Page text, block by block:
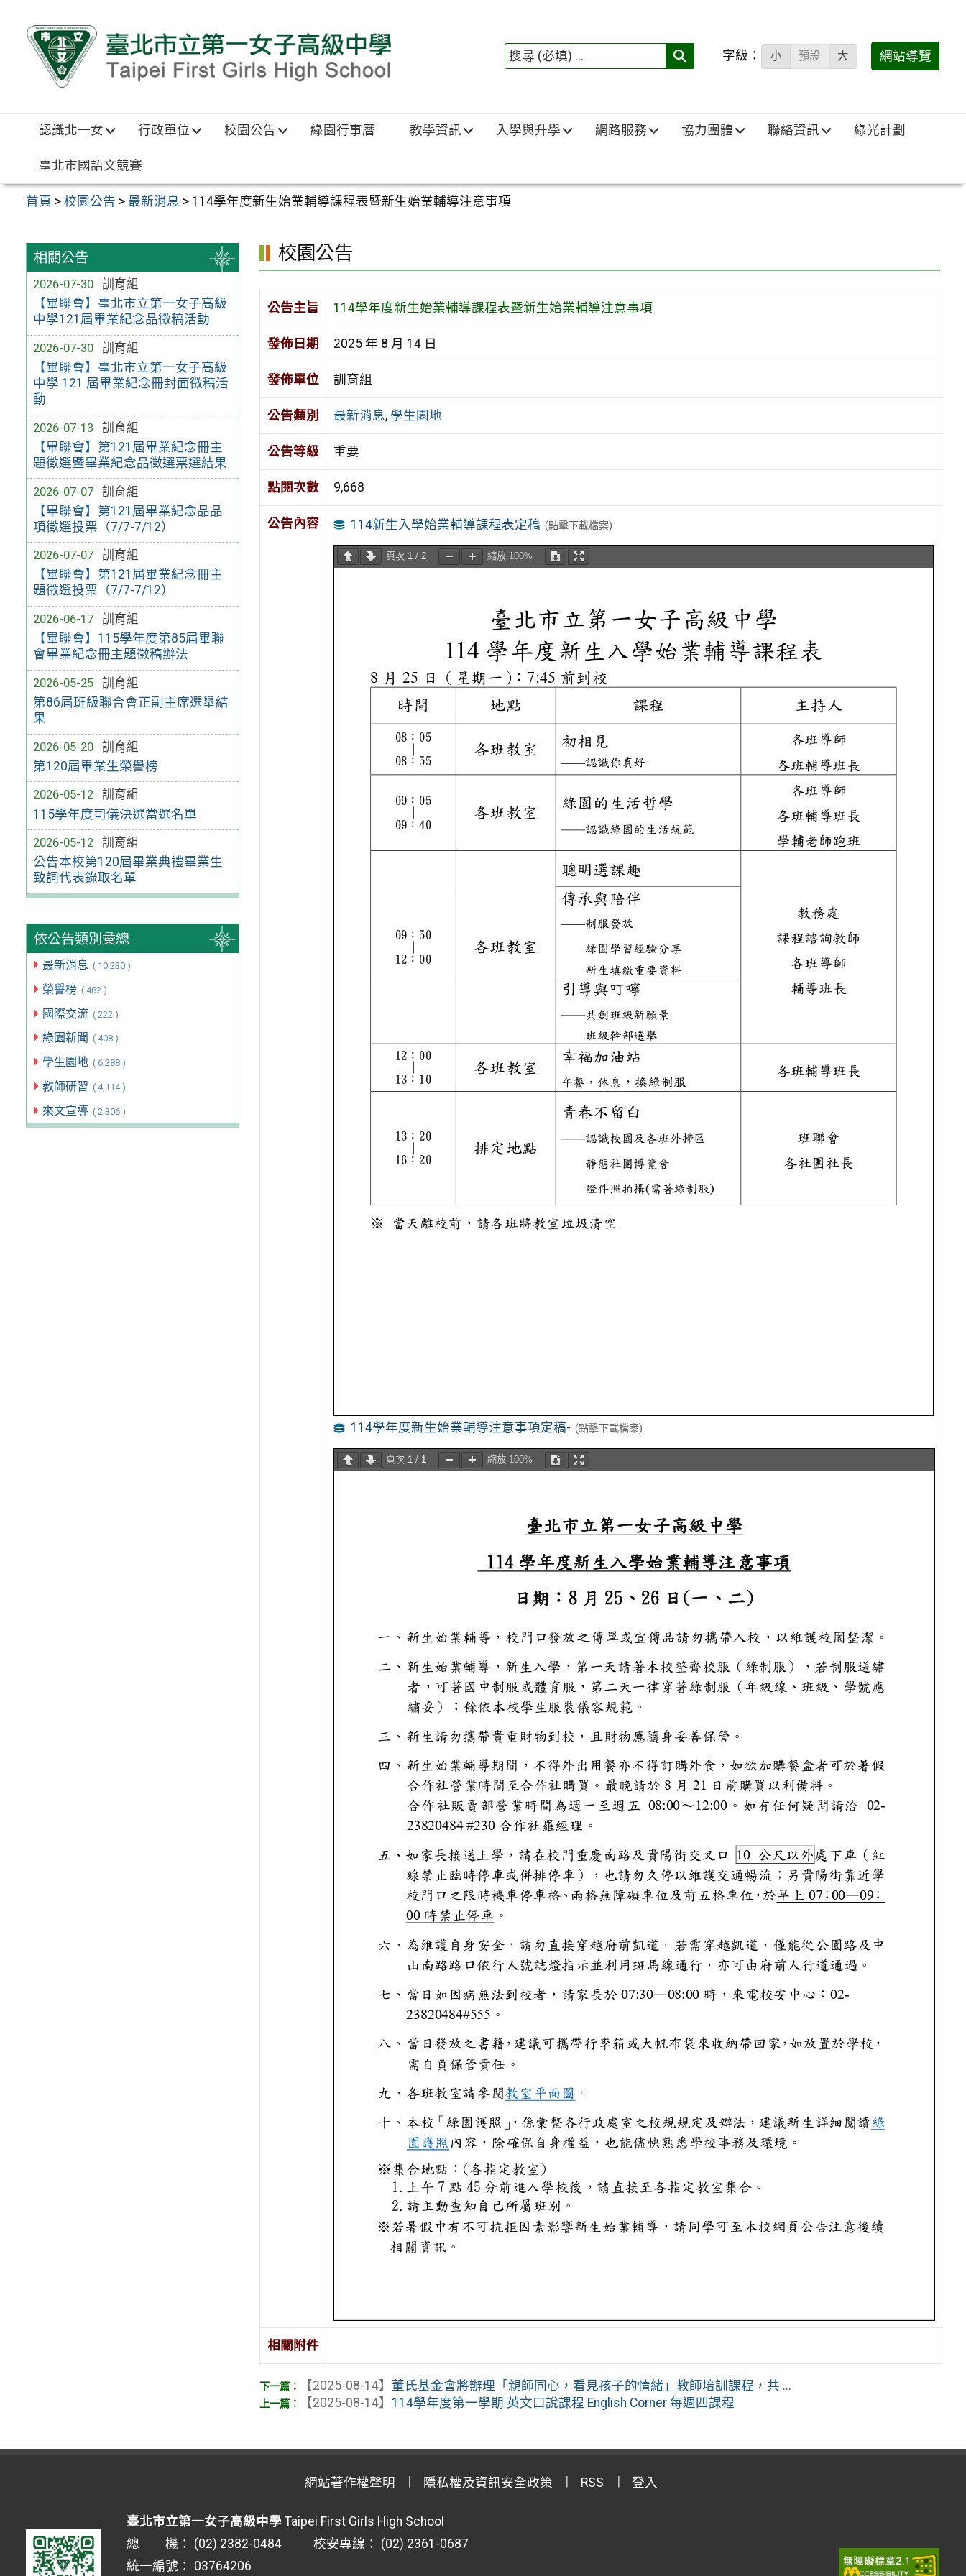
搜
填)：
字級： 小 預設 大 網站導覽
認識北一女 行政單位 校園公告 綠園行事曆 教學資訊 入學與升學 網路服務 協力團體 聯絡資訊 綠光計劃
臺北市國語文競賽
首頁 >校園公告 > 最新消息 > 114學年度新生始業輔導課程表暨新生始業輔導注意事項
相關公告
2026-07-30
訓育組
【畢聯會】臺北市立第一女子高級
中學121屆畢業紀念品徵稿活動
2026-07-30
訓育組
【畢聯會】臺北市立第一女子高級
中學 121 屆畢業紀念冊封面徵稿活
動
2026-07-13
訓育組
【畢聯會】第121屆畢業紀念冊主
題徵選暨畢業紀念品徵選票選結果
2026-07-07
訓育組
【畢聯會】第121屆畢業紀念品品
項徵選投票（7/7-7/12）
2026-07-07
訓育組
【畢聯會】第121屆畢業紀念冊主
題徵選投票（7/7-7/12）
2026-06-17
訓育組
【畢聯會】115學年度第85屆畢聯
會畢業紀念冊主題徵稿辦法
2026-05-25
訓育組
第86屆班級聯合會正副主席選舉結
果
2026-05-20
訓育組
第120屆畢業生榮譽榜
2026-05-12
訓育組
115學年度司儀決選當選名單
2026-05-12
訓育組
公告本校第120屆畢業典禮畢業生
致詞代表錄取名單
依公告類別彙總
最新消息 ( 10,230 )
榮譽榜 ( 482 )
國際交流 ( 222 )
綠園新聞 ( 408 )
學生園地 ( 6,288 )
教師研習 ( 4,114 )
來文宣導 ( 2,306 )
校園公告
公告主旨 114學年度新生始業輔導課程表暨新生始業輔導注意事項
發佈日期 2025 年 8 月 14 日
發佈單位 訓育組
公告類別 最新消息, 學生園地
公告等級 重要
點閱次數 9,668
公告內容 114新生入學始業輔導課程表定稿 (點擊下載檔案)
頁次 1/ 2 縮放 100%
114學年度新生始業輔導注意事項定稿- (點擊下載檔案)
頁次 1/ 1 縮放 100%
相關附件
【2025-08-14】 董氏基金會將辦理「親師同心，看見孩子的情緒」教師培訓課程，共 ...
【2025-08-14】 114學年度第一學期 英文口說課程 English Corner 每週四課程
網站著作權聲明 隱私權及資訊安全政策 RSS 登入
臺北市立第一女子高級中學 Taipei First Girls High School
總 機： (02) 2382-0484 校安專線： (02) 2361-0687
統一編號： 03764206